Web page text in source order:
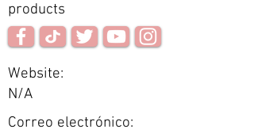
products
Website:
N/A
Correo electrónico: